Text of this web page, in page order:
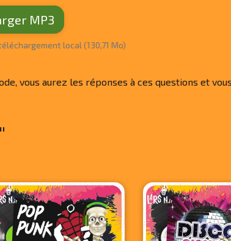
MP3
local (130,71 Mo)
vous aurez les réponses à ces questions et